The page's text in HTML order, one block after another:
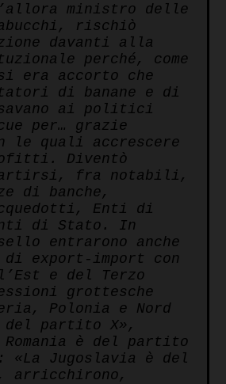
ministro delle
rischiò
davanti alla
perché, come
era accorto che
di banane e di
ai politici
per… grazie
le quali accrescere
Diventò
fra notabili,
di banche,
Enti di
di Stato. In
entrarono anche
export-import con
e del Terzo
grottesche
Polonia e Nord
del partito X»,
Romania è del partito
«La Jugoslavia è del
arricchirono,